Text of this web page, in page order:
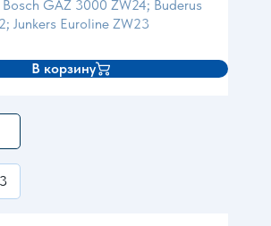
GAZ 3000 ZW24; Buderus
Junkers Euroline ZW23
В корзину
3